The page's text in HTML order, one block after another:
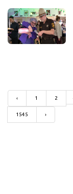
‹ 1 2
1545 ›